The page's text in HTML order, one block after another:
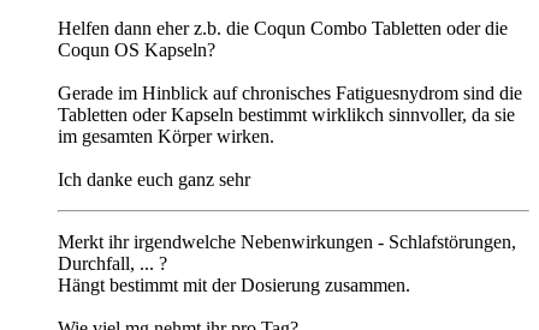
Helfen dann eher z.b. die Coqun Combo Tabletten oder die
Coqun OS Kapseln?
Gerade im Hinblick auf chronisches Fatiguesnydrom sind die
Tabletten oder Kapseln bestimmt wirklikch sinnvoller, da sie
im gesamten Körper wirken.
Ich danke euch ganz sehr
Merkt ihr irgendwelche Nebenwirkungen - Schlafstörungen,
Durchfall, ... ?
Hängt bestimmt mit der Dosierung zusammen.